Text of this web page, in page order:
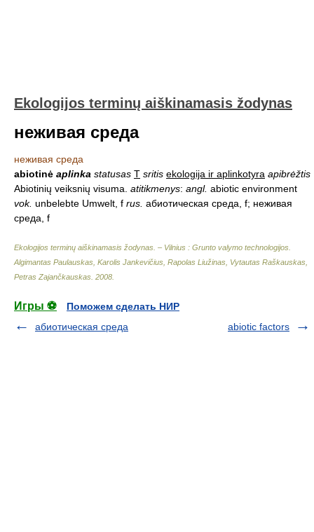
Ekologijos terminų aiškinamasis žodynas
неживая среда
неживая среда
abiotinė aplinka statusas T sritis ekologija ir aplinkotyra apibrėžtis
Abiotinių veiksnių visuma. atitikmenys: angl. abiotic environment
vok. unbelebte Umwelt, f rus. абиотическая среда, f; неживая
среда, f
Ekologijos terminų aiškinamasis žodynas. – Vilnius : Grunto valymo technologijos
Algimantas Paulauskas, Karolis Jankevičius, Rapolas Liužinas, Vytautas Raškauskas,
Petras Zajančkauskas 2008
Игры ⚽
Поможем сделать НИР
абиотическая среда
abiotic factors